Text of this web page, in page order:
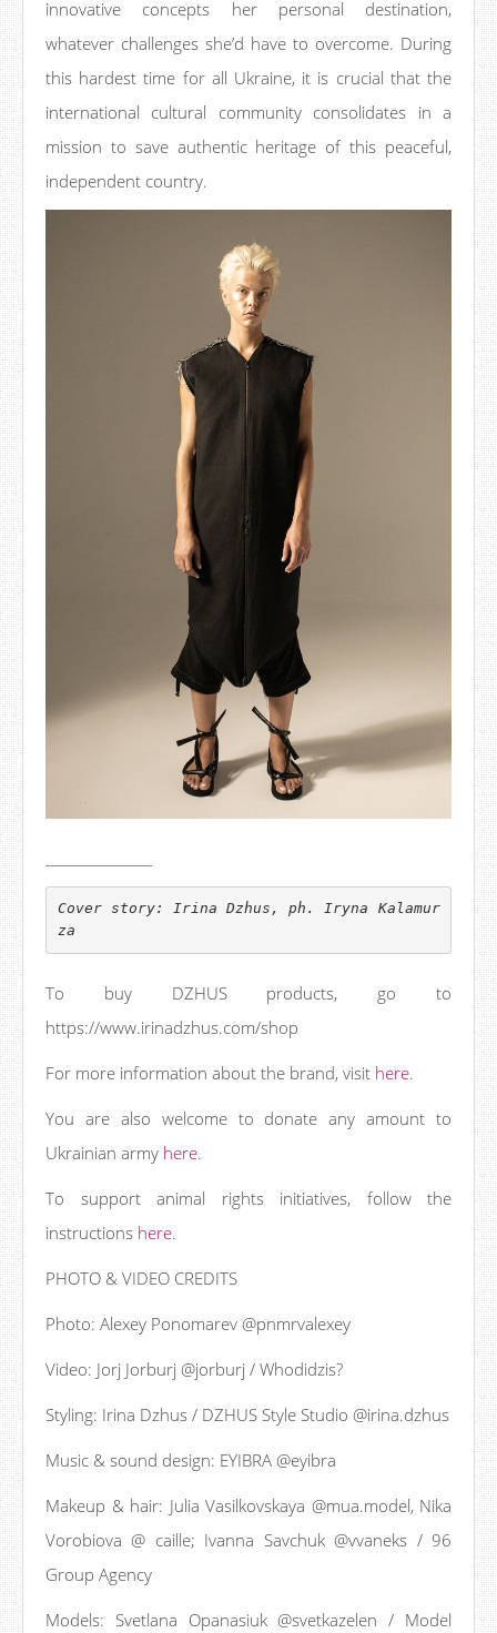
innovative concepts her personal destination,
whatever challenges she’d have to overcome. During
this hardest time for all Ukraine, it is crucial that the
international cultural community consolidates in a
mission to save authentic heritage of this peaceful,
independent country.
Cover story: Irina Dzhus, ph. Iryna Kalamur
za
To buy DZHUS products, go to
https://www.irinadzhus.com/shop
For more information about the brand, visit here.
You are also welcome to donate any amount to
Ukrainian army here.
To support animal rights initiatives, follow the
instructions here.
PHOTO & VIDEO CREDITS
Photo: Alexey Ponomarev @pnmrvalexey
Video: Jorj Jorburj @jorburj / Whodidzis?
Styling: Irina Dzhus / DZHUS Style Studio @irina.dzhus
Music & sound design: EYIBRA @eyibra
Makeup & hair: Julia Vasilkovskaya @mua.model, Nika
Vorobiova @ caille; Ivanna Savchuk @vvaneks / 96
Group Agency
Models: Svetlana Opanasiuk @svetkazelen / Model